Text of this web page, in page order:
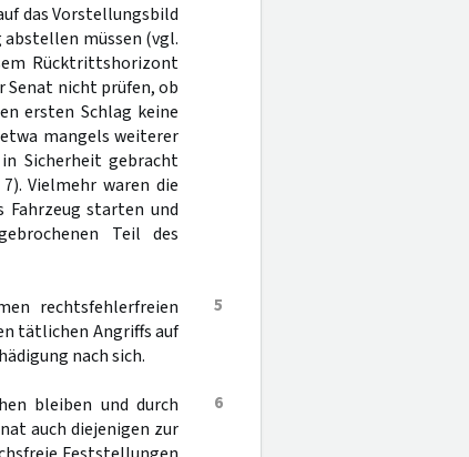
das Vorstellungsbild
müssen (vgl.
Rücktrittshorizont
Senat nicht prüfen, ob
ersten Schlag keine
mangels weiterer
Sicherheit gebracht
7). Vielmehr waren die
Fahrzeug starten und
Teil des
5
rechtsfehlerfreien
tätlichen Angriffs auf
nach sich.
6
bleiben und durch
auch diejenigen zur